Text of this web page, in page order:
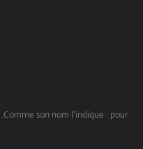
son nom l'indique : pour